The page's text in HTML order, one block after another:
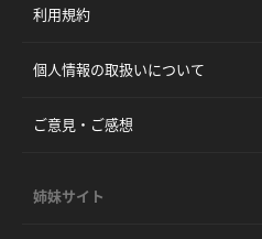
利用規約
個人情報の取扱いについて
ご意見・ご感想
姉妹サイト